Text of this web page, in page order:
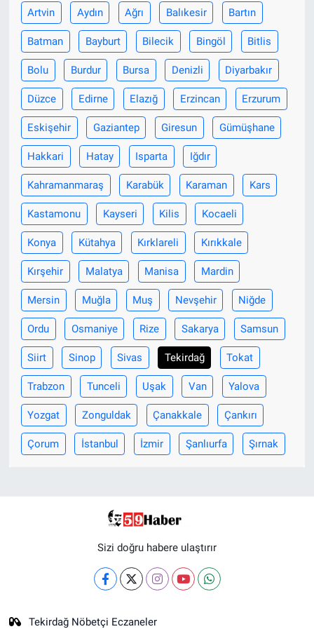
Artvin Aydın Ağrı Balıkesir Bartın
Batman Bayburt Bilecik Bingöl Bitlis
Bolu Burdur Bursa Denizli Diyarbakır
Düzce Edirne Elazığ Erzincan Erzurum
Eskişehir Gaziantep Giresun Gümüşhane
Hakkari Hatay Isparta Iğdır
Kahramanmaraş Karabük Karaman Kars
Kastamonu Kayseri Kilis Kocaeli
Konya Kütahya Kırklareli Kırıkkale
Kırşehir Malatya Manisa Mardin
Mersin Muğla Muş Nevşehir Niğde
Ordu Osmaniye Rize Sakarya Samsun
Siirt Sinop Sivas Tekirdağ Tokat
Trabzon Tunceli Uşak Van Yalova
Yozgat Zonguldak Çanakkale Çankırı
Çorum İstanbul İzmir Şanlıurfa Şırnak
Sizi doğru habere ulaştırır
Tekirdağ Nöbetçi Eczaneler